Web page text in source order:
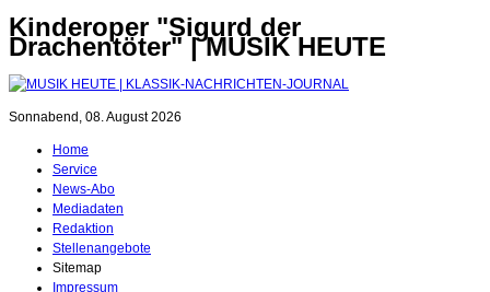
Kinderoper "Sigurd der
Drachentöter" | MUSIK HEUTE
Sonnabend, 08. August 2026
Home
Service
News-Abo
Mediadaten
Redaktion
Stellenangebote
Sitemap
Impressum